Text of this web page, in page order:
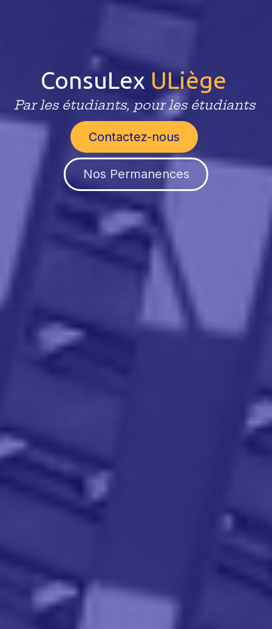
ConsuLex ULiège
Par les étudiants, pour les étudiants
​Contactez-nous​
Nos Permanences